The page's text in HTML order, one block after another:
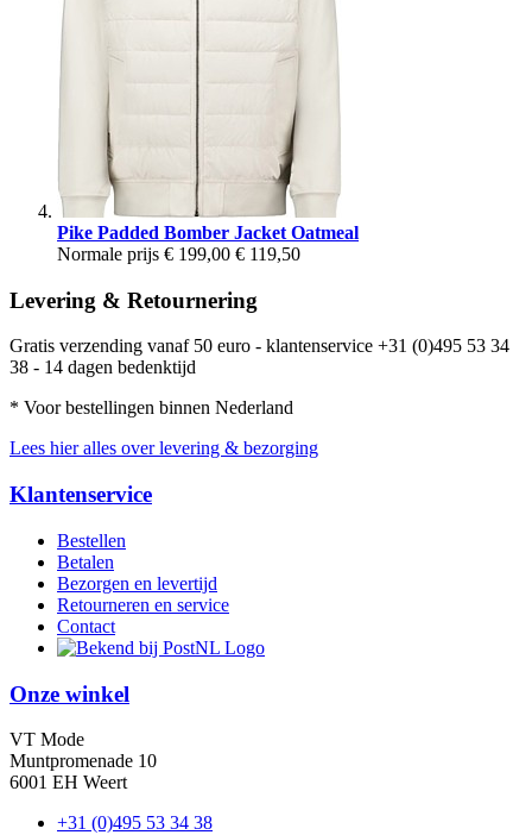
Pike Padded Bomber Jacket Oatmeal
Normale prijs € 199,00 € 119,50
Levering & Retournering
Gratis verzending vanaf 50 euro - klantenservice +31 (0)495 53 34
38 - 14 dagen bedenktijd
* Voor bestellingen binnen Nederland
Lees hier alles over levering & bezorging
Klantenservice
Bestellen
Betalen
Bezorgen en levertijd
Retourneren en service
Contact
Onze winkel
VT Mode
Muntpromenade 10
6001 EH Weert
+31 (0)495 53 34 38